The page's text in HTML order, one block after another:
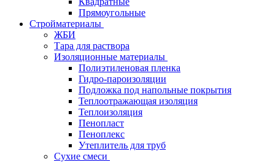
Прямоугольные
Стройматериалы
ЖБИ
Тара для раствора
Изоляционные материалы
Полиэтиленовая пленка
Гидро-пароизоляции
Подложка под напольные покрытия
Теплоотражающая изоляция
Теплоизоляция
Пенопласт
Пеноплекс
Утеплитель для труб
Сухие смеси